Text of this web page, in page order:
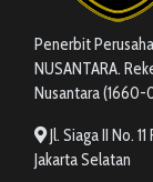
Penerbit
NUSANTARA.
Nusantara
Jl. Siaga II No.
Jakarta Selatan